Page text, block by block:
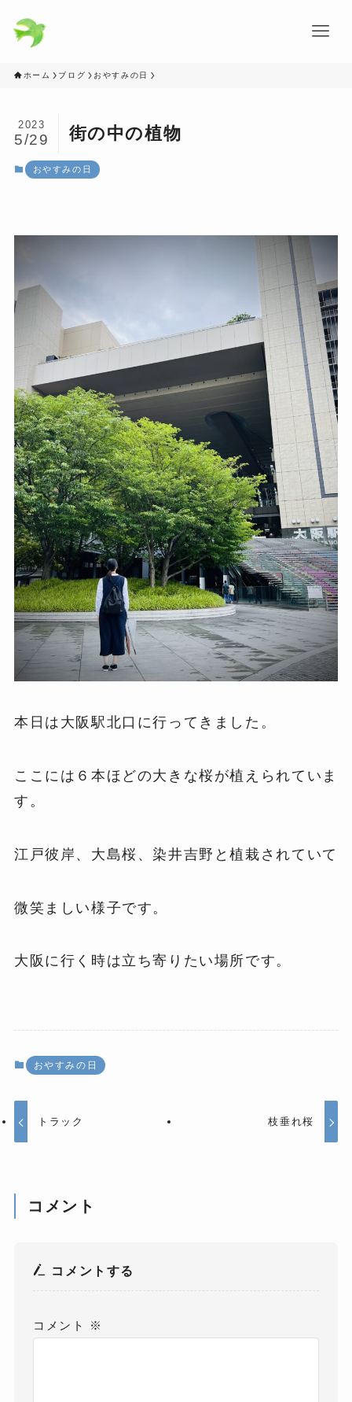
ホーム ブログ おやすみの日
街の中の植物
2023
5/29
おやすみの日
本日は大阪駅北口に行ってきました。
ここには６本ほどの大きな桜が植えられていま
す。
江戸彼岸、大島桜、染井吉野と植栽されていて
微笑ましい様子です。
大阪に行く時は立ち寄りたい場所です。
おやすみの日
トラック 枝垂れ桜
コメント
コメントする
コメント ※